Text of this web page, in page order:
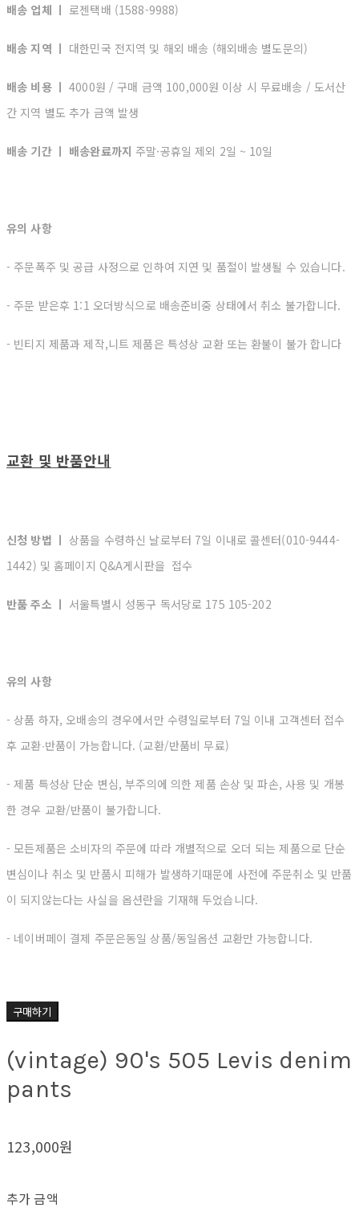
배송 업체 ㅣ 로젠택배 (1588-9988)
배송 지역 ㅣ 대한민국 전지역 및 해외 배송 (해외배송 별도문의)
배송 비용 ㅣ4000원 / 구매 금액 100,000원 이상 시 무료배송 / 도서산
간 지역 별도 추가 금액 발생
배송 기간 ㅣ 배송완료까지 주말·공휴일 제외 2일 ~ 10일
유의 사항
- 주문폭주 및 공급 사정으로 인하여 지연 및 품절이 발생될 수 있습니다.
- 주문 받은후 1:1 오더방식으로 배송준비중 상태에서 취소 불가합니다.
- 빈티지 제품과 제작,니트 제품은 특성상 교환 또는 환불이 불가 합니다
교환 및 반품안내
신청 방법 ㅣ상품을 수령하신 날로부터 7일 이내로 콜센터(010-9444-
1442) 및 홈페이지 Q&A게시판을 접수
반품 주소 ㅣ 서울특별시 성동구 독서당로 175 105-202
유의 사항
- 상품 하자, 오배송의 경우에서만 수령일로부터 7일 이내 고객센터 접수
후 교환∙반품이 가능합니다. (교환/반품비 무료)
- 제품 특성상 단순 변심, 부주의에 의한 제품 손상 및 파손, 사용 및 개봉
한 경우 교환/반품이 불가합니다.
- 모든제품은 소비자의 주문에 따라 개별적으로 오더 되는 제품으로 단순
변심이나 취소 및 반품시 피해가 발생하기때문에 사전에 주문취소 및 반품
이 되지않는다는 사실을 옵션란을 기재해 두었습니다.
- 네이버페이 결제 주문은동일 상품/동일옵션 교환만 가능합니다.
구매하기
(vintage) 90's 505 Levis denim
pants
123,000원
추가 금액